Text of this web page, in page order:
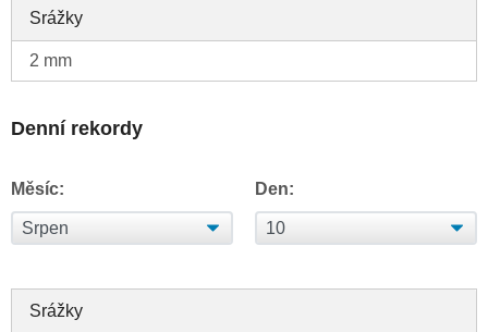
Srážky
2 mm
Denní rekordy
Měsíc: Den:
Srážky